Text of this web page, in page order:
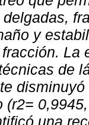
y
La
de
(r2=
una